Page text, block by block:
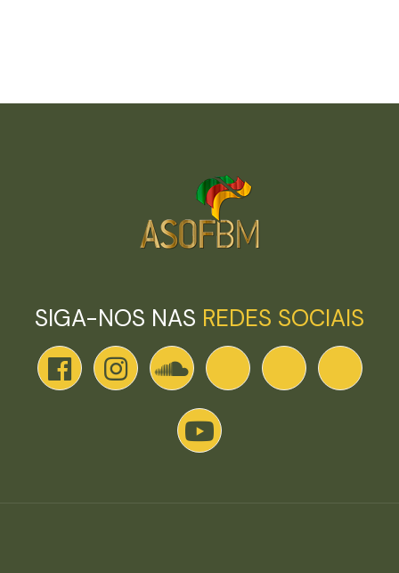
SIGA-NOS NAS REDES SOCIAIS